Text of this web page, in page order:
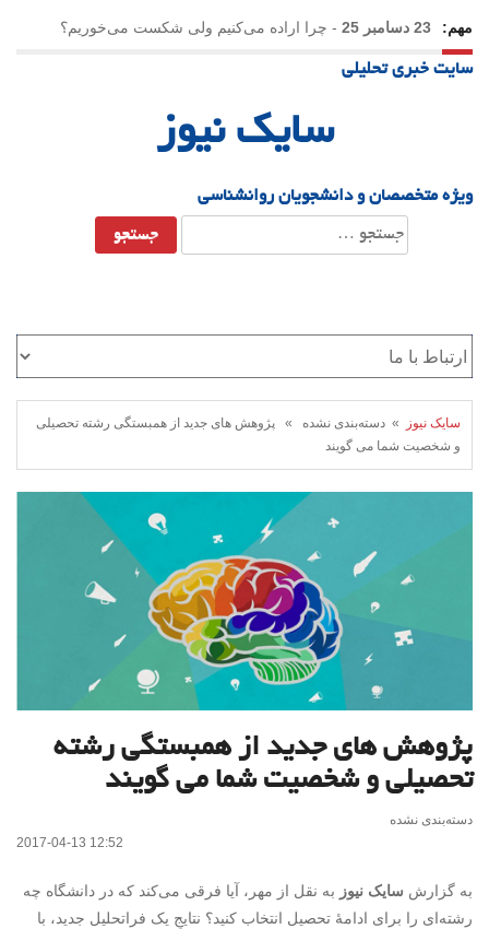
مهم: 23 دسامبر 25 - چرا اراده می‌کنیم ولی شکست می‌خوریم؟
21 دسامبر 25
سایت خبری تحلیلی
سایک نیوز
ویژه متخصصان و دانشجویان روانشناسی
جستجو
برای:
سایک نیوز
» دسته‌بندی نشده » پژوهش های جدید از همبستگی رشته تحصیلی
و شخصیت شما می گویند
پژوهش های جدید از همبستگی رشته
تحصیلی و شخصیت شما می گویند
دسته‌بندی نشده
2017-04-13 12:52
به گزارش سایک نیوز به نقل از مهر، آیا فرقی می‌کند که در دانشگاه چه
رشته‌ای را برای ادامۀ تحصیل انتخاب کنید؟ نتایجِ یک فراتحلیل جدید، با